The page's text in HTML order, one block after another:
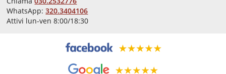
WhatsApp:320.3404106
Attivi lun-ven 8:00/18:30